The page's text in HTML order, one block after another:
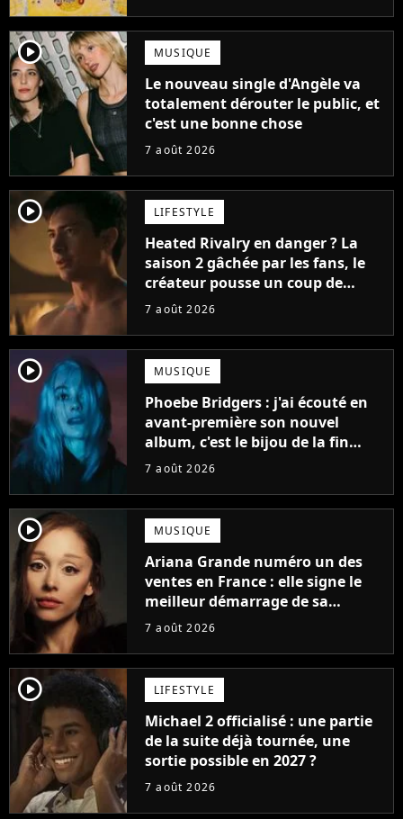
player2 MUSIQUE
Le nouveau single d'Angèle va
totalement dérouter le public, et
c'est une bonne chose
7 août 2026
player2 LIFESTYLE
Heated Rivalry en danger ? La
saison 2 gâchée par les fans, le
créateur pousse un coup de
gueule
7 août 2026
player2 MUSIQUE
Phoebe Bridgers : j'ai écouté en
avant-première son nouvel
album, c'est le bijou de la fin
d'été
7 août 2026
player2 MUSIQUE
Ariana Grande numéro un des
ventes en France : elle signe le
meilleur démarrage de sa
carrière avec son album Petal
7 août 2026
player2 LIFESTYLE
Michael 2 officialisé : une partie
de la suite déjà tournée, une
sortie possible en 2027 ?
7 août 2026